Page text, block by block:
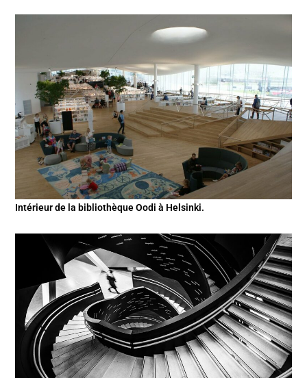
Intérieur de la bibliothèque Oodi à Helsinki.